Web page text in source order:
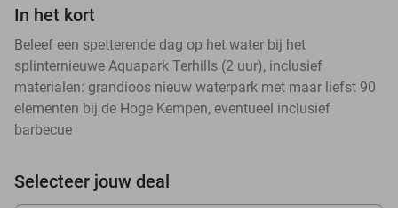
In het kort
Beleef een spetterende dag op het water bij het
splinternieuwe Aquapark Terhills (2 uur), inclusief
materialen: grandioos nieuw waterpark met maar liefst 90
elementen bij de Hoge Kempen, eventueel inclusief
barbecue
Selecteer jouw deal